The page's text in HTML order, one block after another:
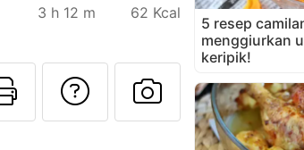
3 h 12 m 62 Kcal
resep ini ke teman
Cetak halaman ini
Mengajukan
Unggah
5 resep
menggiurkan
keripik!